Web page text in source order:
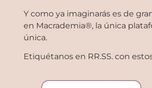
Y como ya imaginarás es de
en Macrademia®, la única
única.
Etiquétanos en RR.SS. con